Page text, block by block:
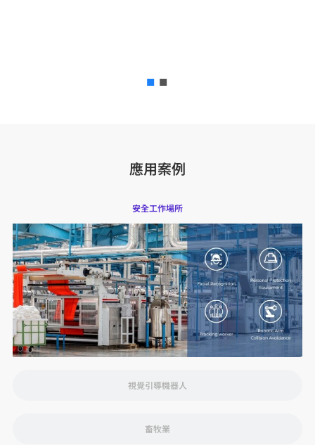
應用案例
安全工作場所
視覺引導機器人
畜牧業